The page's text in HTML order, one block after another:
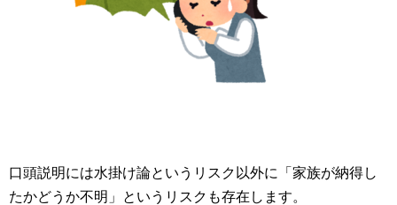
口頭説明には水掛け論というリスク以外に「家族が納得し
たかどうか不明」というリスクも存在します。